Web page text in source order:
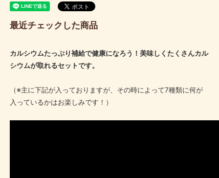
最近チェックした商品
カルシウムたっぷり補給で健康になろう！美味しくたくさんカル
シウムが取れるセットです。
（※主に下記が入っておりますが、その時によって7種類に何が
入っているかはお楽しみです！）